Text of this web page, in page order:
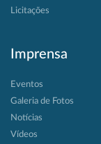
Licitações
Imprensa
Eventos
Galeria de Fotos
Notícias
Vídeos